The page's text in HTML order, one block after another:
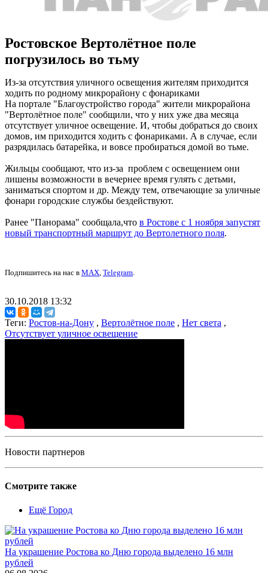
Ростовское Вертолётное поле
погрузилось во тьму
Из-за отсутствия уличного освещения жителям приходится
ходить по родному микрорайону с фонариками
На портале "Благоустройство города" жители микрорайона
"Вертолётное поле" сообщили, что у них уже два месяца
отсутствует уличное освещение. И, чтобы добраться до своих
домов, им приходится ходить с фонариками. А в случае, если
разрядилась батарейка, и вовсе пробираться домой во тьме.
Жильцы сообщают, что из-за проблем с освещением они
лишены возможности в вечернее время гулять с детьми,
заниматься спортом и др. Между тем, отвечающие за уличные
фонари городские службы бездействуют.
Ранее "Панорама" сообщала,что в Ростове с 1 ноября запустят
новый транспортный маршрут до Вертолетного поля.
Подпишитесь на нас в MAX, Telegram.
30.10.2018 13:32
Теги: Ростов-на-Дону , Вертолётное поле , Нет света ,
Отсутствует уличное освещение
Новости партнеров
Смотрите также
Ещё Город
На украшение Ростова ко Дню города выделено 16 млн
рублей